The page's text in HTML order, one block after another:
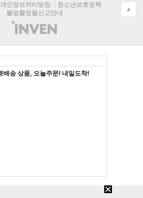
개인정보처리방침
청소년보호정책
불법촬영물신고안내
(주)
인
▲